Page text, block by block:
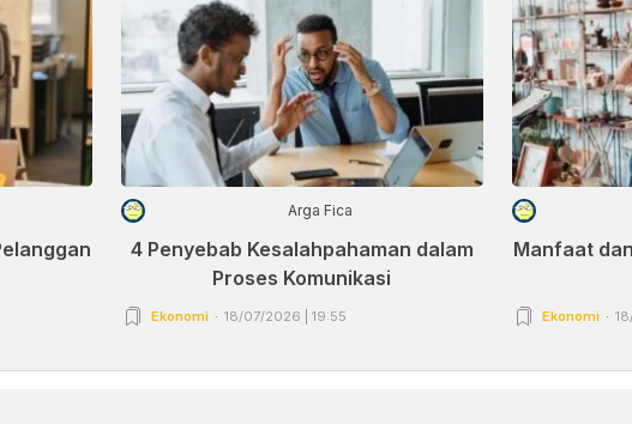
Arga Fica
4 Penyebab Kesalahpahaman dalam
Proses Komunikasi
Ekonomi 18/07/2026 | 19:55
Manfaat
Ekonomi